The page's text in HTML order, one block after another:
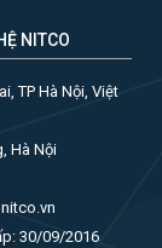
NITCO
TP Hà Nội, Việt
Hà Nội
30/09/2016